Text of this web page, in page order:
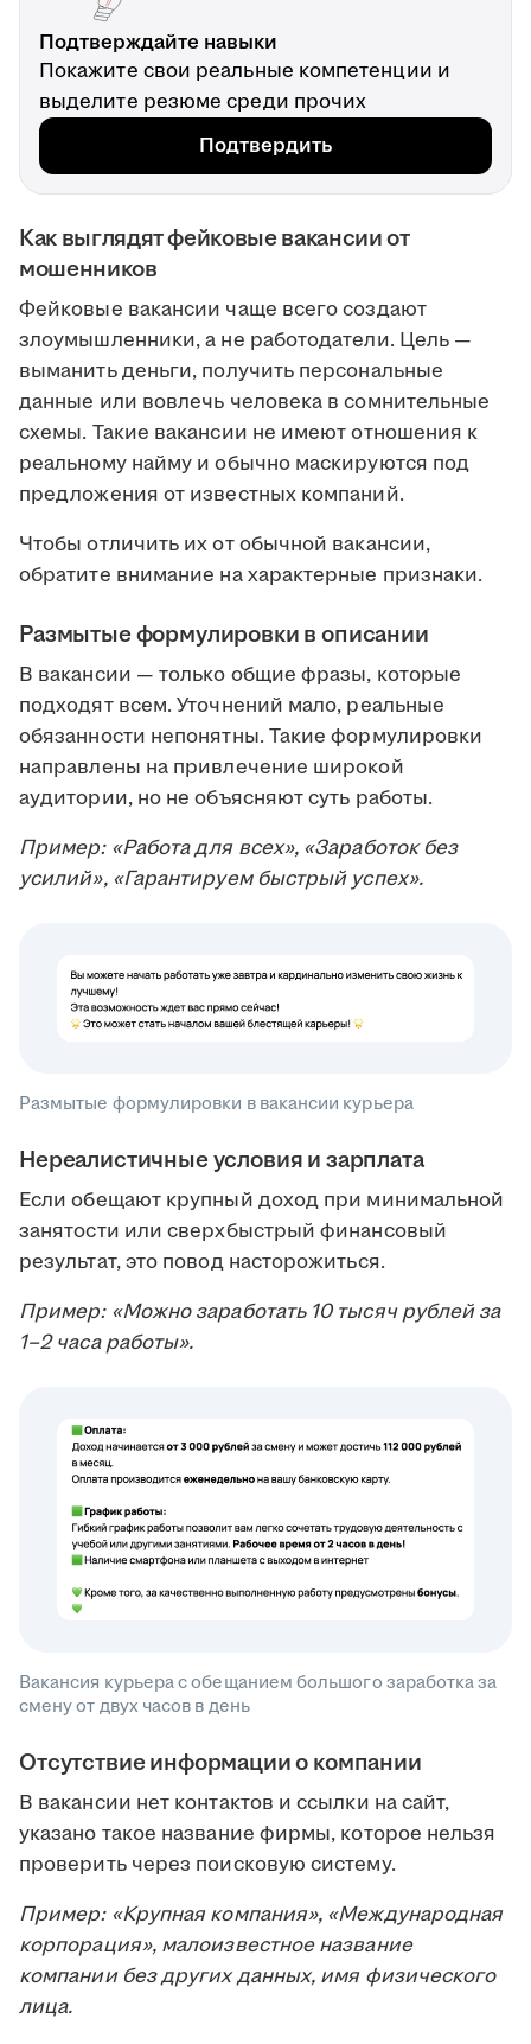
Подтверждайте навыки
Покажите свои реальные компетенции и
выделите резюме среди прочих
Подтвердить
Как выглядят фейковые вакансии от
мошенников
Фейковые вакансии чаще всего создают
злоумышленники, а не работодатели. Цель —
выманить деньги, получить персональные
данные или вовлечь человека в сомнительные
схемы. Такие вакансии не имеют отношения к
реальному найму и обычно маскируются под
предложения от известных компаний.
Чтобы отличить их от обычной вакансии,
обратите внимание на характерные признаки.
Размытые формулировки в описании
В вакансии — только общие фразы, которые
подходят всем. Уточнений мало, реальные
обязанности непонятны. Такие формулировки
направлены на привлечение широкой
аудитории, но не объясняют суть работы.
Пример: «Работа для всех», «Заработок без
усилий», «Гарантируем быстрый успех».
Размытые формулировки в вакансии курьера
Нереалистичные условия и зарплата
Если обещают крупный доход при минимальной
занятости или сверхбыстрый финансовый
результат, это повод насторожиться.
Пример: «Можно заработать 10 тысяч рублей за
1–2 часа работы».
Вакансия курьера с обещанием большого заработка за
смену от двух часов в день
Отсутствие информации о компании
В вакансии нет контактов и ссылки на сайт,
указано такое название фирмы, которое нельзя
проверить через поисковую систему.
Пример: «Крупная компания», «Международная
корпорация», малоизвестное название
компании без других данных, имя физического
лица.